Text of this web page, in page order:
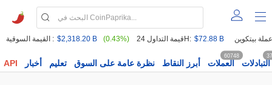
القيمة السوقية : $2,318.20 B (0.43%) قيمة التداول 24H: $72.88 B
API أخبار تعليم نظرة عامة على السوق أبرز النقاط العملات
60748
التبادلات